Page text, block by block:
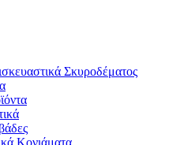
Σκυροδέματος
Κονιάματα